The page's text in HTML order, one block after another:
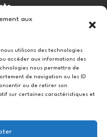
aux
utilisons des technologies
accéder aux informations des
nous permettra de
de navigation ou les ID
ou de retirer son
sur certaines caractéristiques et